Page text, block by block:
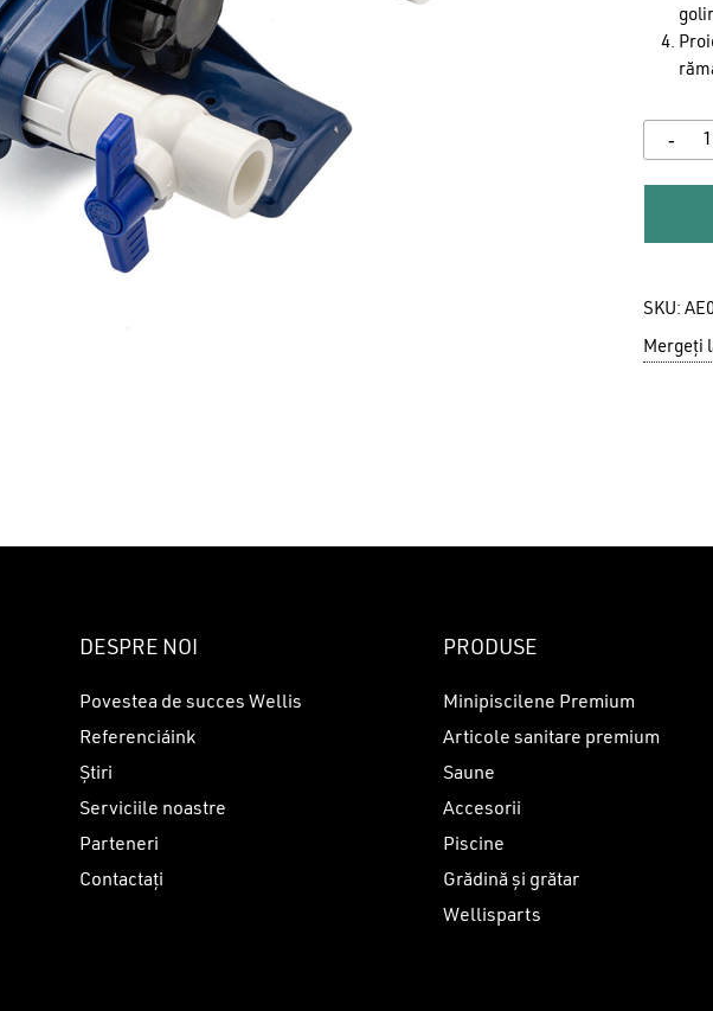
SKU:
Mergeți
DESPRE NOI
Povestea de succes Wellis
Referenciáink
Știri
Serviciile noastre
Parteneri
Contactați
PRODUSE
Minipiscilene Premium
Articole sanitare premium
Saune
Accesorii
Piscine
Grădină și grătar
Wellisparts